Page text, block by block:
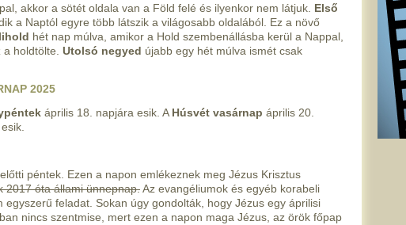
akkor a sötét oldala van a Föld felé és ilyenkor nem látjuk. Első
a Naptól egyre több látszik a világosabb oldalából. Ez a növő
hét nap múlva, amikor a Hold szembenállásba kerül a Nappal,
a holdtölte. Utolsó negyed újabb egy hét múlva ismét csak
2025
április 18. napjára esik. A Húsvét vasárnap április 20.
péntek. Ezen a napon emlékeznek meg Jézus Krisztus
2017 óta állami ünnepnap.Az evangéliumok és egyéb korabeli
feladat. Sokan úgy gondolták, hogy Jézus egy áprilisi
nincs szentmise, mert ezen a napon maga Jézus, az örök főpap